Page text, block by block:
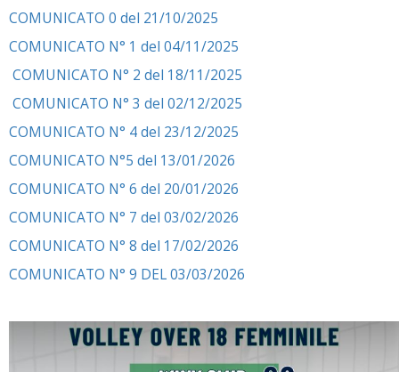
COMUNICATO 0 del 21/10/2025
COMUNICATO N° 1 del 04/11/2025
COMUNICATO N° 2 del 18/11/2025
COMUNICATO N° 3 del 02/12/2025
COMUNICATO N° 4 del 23/12/2025
COMUNICATO N°5 del 13/01/2026
COMUNICATO N° 6 del 20/01/2026
COMUNICATO N° 7 del 03/02/2026
COMUNICATO N° 8 del 17/02/2026
COMUNICATO N° 9 DEL 03/03/2026